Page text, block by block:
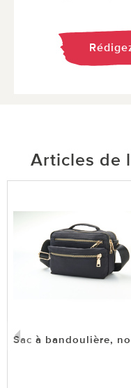
Articles de
Sac à bandoulière,